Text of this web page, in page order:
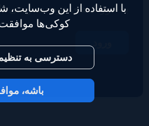
به خوراک‌های خود دسترسی
2023 © Inoreader
با استفاده از این وب‌سایت،
کوکی‌ها
دسترسی به
باشه،